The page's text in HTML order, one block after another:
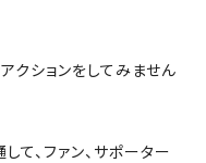
クションをしてみません
て、ファン、サポーター